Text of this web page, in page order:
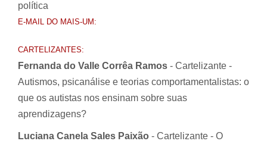
política
E-MAIL DO MAIS-UM:
CARTELIZANTES:
Fernanda do Valle Corrêa Ramos - Cartelizante -
Autismos, psicanálise e teorias comportamentalistas: o
que os autistas nos ensinam sobre suas
aprendizagens?
Luciana Canela Sales Paixão - Cartelizante - O